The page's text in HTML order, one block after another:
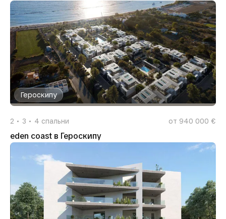
Героскипу
2 3 4 спальни от 940 000 €
eden coast в Героскипу